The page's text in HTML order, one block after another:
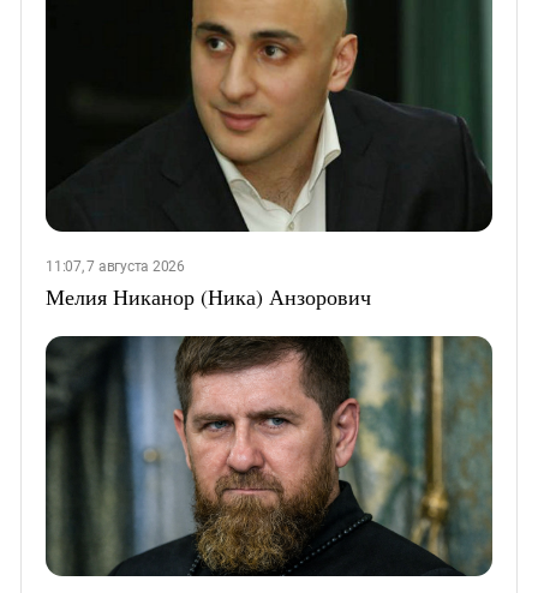
11:07, 7 августа 2026
Мелия Никанор (Ника) Анзорович